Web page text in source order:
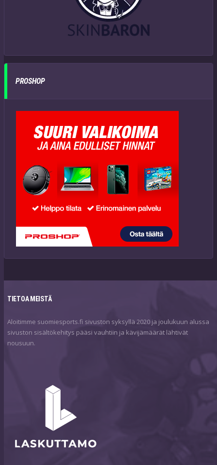
PROSHOP
TIETOA MEISTÄ
Aloitimme suomiesports.fi sivuston syksyllä 2020 ja joulukuun alussa
sivuston sisältökehitys pääsi vauhtiin ja kävijämäärät lähtivät
nousuun.